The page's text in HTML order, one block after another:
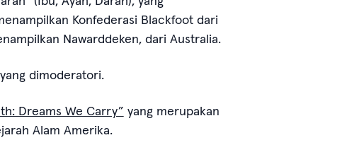
Konfederasi Blackfoot dari
Nawarddeken, dari Australia.
dimoderatori.
Dreams We Carry” yang merupakan
Alam Amerika.